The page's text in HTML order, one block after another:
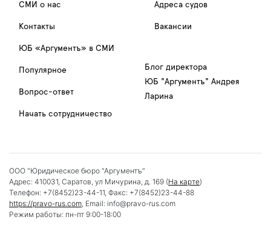
СМИ о нас
Контакты
Адреса судов
Вакансии
ЮБ «Аргументъ» в СМИ
Популярное
Вопрос-ответ
Начать сотрудничество
Блог директора
ЮБ "Аргументъ" Андрея
Ларина
ООО "Юридическое бюро "Аргументъ"
Адрес: 410031, Саратов, ул Мичурина, д. 169 (На карте)
Телефон: +7(8452)23-44-11, Факс: +7(8452)23-44-88
https://pravo-rus.com, Email: info@pravo-rus.com
Режим работы: пн-пт 9:00-18:00